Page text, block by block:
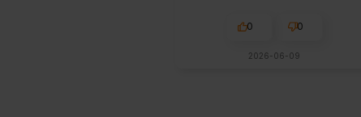
0 0
2026-06-09